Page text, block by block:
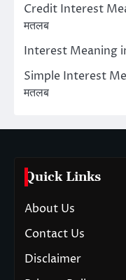
Credit Interest
मतलब
Interest Meaning in
Simple Interest
मतलब
Quick Links
About Us
Contact Us
Disclaimer